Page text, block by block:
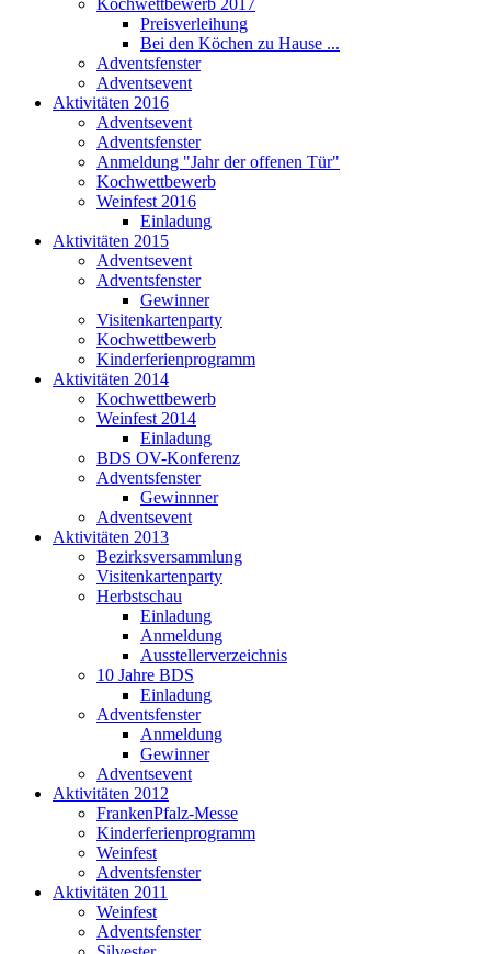
Preisverleihung
Bei den Köchen zu Hause ...
Adventsfenster
Adventsevent
Aktivitäten 2016
Adventsevent
Adventsfenster
Anmeldung "Jahr der offenen Tür"
Kochwettbewerb
Weinfest 2016
Einladung
Aktivitäten 2015
Adventsevent
Adventsfenster
Gewinner
Visitenkartenparty
Kochwettbewerb
Kinderferienprogramm
Aktivitäten 2014
Kochwettbewerb
Weinfest 2014
Einladung
BDS OV-Konferenz
Adventsfenster
Gewinnner
Adventsevent
Aktivitäten 2013
Bezirksversammlung
Visitenkartenparty
Herbstschau
Einladung
Anmeldung
Ausstellerverzeichnis
10 Jahre BDS
Einladung
Adventsfenster
Anmeldung
Gewinner
Adventsevent
Aktivitäten 2012
FrankenPfalz-Messe
Kinderferienprogramm
Weinfest
Adventsfenster
Aktivitäten 2011
Weinfest
Adventsfenster